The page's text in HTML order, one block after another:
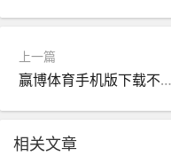
上一篇
赢博体育手机版下载不了(赢博体育手机版下载不了怎么回事)
相关文章